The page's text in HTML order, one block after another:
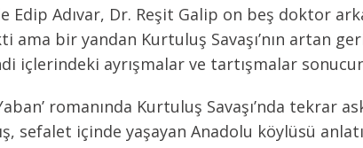
Edip Adıvar, Dr. Reşit Galip on beş doktor
ama bir yandan Kurtuluş Savaşı’nın artan
içlerindeki ayrışmalar ve tartışmalar
romanında Kurtuluş Savaşı’nda tekrar
sefalet içinde yaşayan Anadolu köylüsü